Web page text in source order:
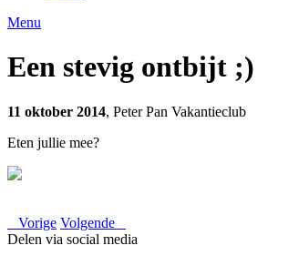
Menu
Een stevig ontbijt ;)
11 oktober 2014, Peter Pan Vakantieclub
Eten jullie mee?
Vorige Volgende
Delen via social media